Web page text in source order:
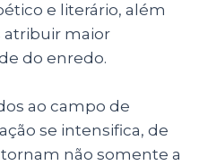
e literário, além
atribuir maior
do enredo.
ao campo de
se intensifica, de
não somente a